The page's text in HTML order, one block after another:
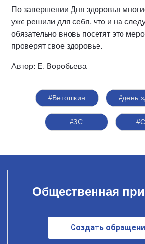
По завершении Дня здоровья
уже решили для себя, что и на
обязательно вновь посетят это
проверят свое здоровье.
Автор: Е. Воробьева
#Ветошкин #день
#ЗС
Общественная
Создать